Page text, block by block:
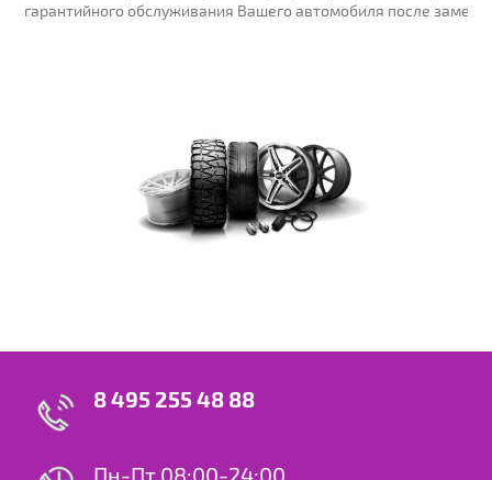
гарантийного обслуживания Вашего автомобиля после
8 495 255 48 88
Пн-Пт 08:00-24:00